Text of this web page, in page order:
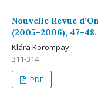
Nouvelle Revue
(2005–2006),
Klára Korompay
311-314
PDF